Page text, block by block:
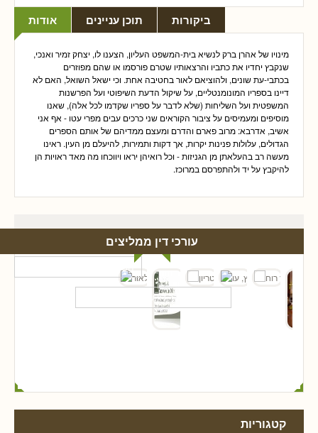
אודות תוכן עניינים ביקורות
מינויו של אהרן ברק לנשיא בית-המשפט העליון, הצענו לו, יצחק זמיר ואנכי,
שנקבץ יחדיו את כתביו והרצאותיו שטרם פורסמו או שהם מפוזרים
בכתבי-עת שונים, ולהוציאם לאור בחטיבה אחת. וכי ישאל השואל, האם לא
דיינו בספריו המונומנטליים, על שיקול הדעת השיפוטי ועל הפרשנות
המשפטית ועל השליחות (שלא לדבר על ספריו שקדמו לכל אלה), שאנו
מוסיפים ומעמיסים על ציבור הקוראים שני כרכים עבים מפרי עטו - אף אני
אשיב, אדרבא: מרוב פארם והדרם ומעצם ממדיהם של אותם הספרים
הגדולים, עלולות פנינות יקרות, אך דקות ותמירות, להיעלם מן העין. ראינו
מעשה רב בהעלאתן מן הגניזות - וכל רואיהן יראו ויווכחו מה מאד ראויות הן
להיקבץ על יד ולהתפרסם במרוכז.
עורכי דין ממליצים
קטגוריות